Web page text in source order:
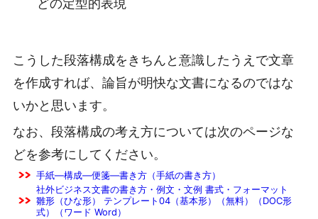
どの定型的表現
こうした段落構成をきちんと意識したうえで文章
を作成すれば、論旨が明快な文書になるのではな
いかと思います。
なお、段落構成の考え方については次のページな
どを参考にしてください。
手紙―構成―便箋―書き方（手紙の書き方）
社外ビジネス文書の書き方・例文・文例 書式・フォーマット
雛形（ひな形） テンプレート04（基本形）（無料）（DOC形
式）（ワード Word）